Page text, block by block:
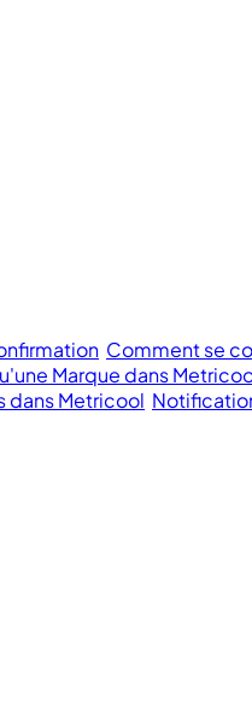
Comment se
Marque dans
dans Metricool